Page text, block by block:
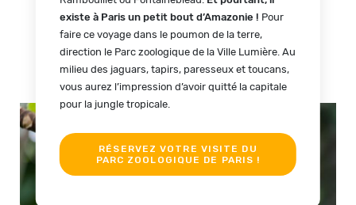
existe à Paris un petit bout d’Amazonie ! Pour
faire ce voyage dans le poumon de la terre,
direction le Parc zoologique de la Ville Lumière. Au
milieu des jaguars, tapirs, paresseux et toucans,
vous aurez l’impression d’avoir quitté la capitale
pour la jungle tropicale.
RÉSERVEZ VOTRE VISITE DU
PARC ZOOLOGIQUE DE PARIS !